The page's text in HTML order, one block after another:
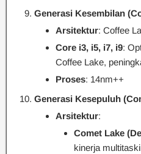
Generasi Kesembilan
Arsitektur: Coffee
Core i3, i5, i7, i9:
Coffee Lake,
Proses: 14nm++
Generasi Kesepuluh
Arsitektur:
Comet Lake
kinerja